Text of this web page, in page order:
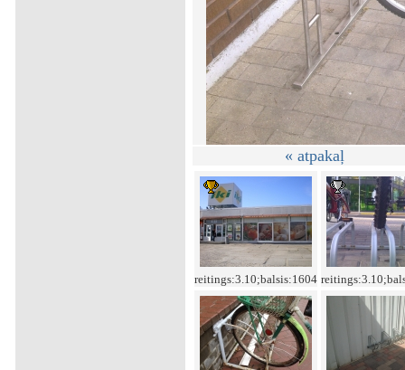
« atpakaļ
reitings:3.10;balsis:1604